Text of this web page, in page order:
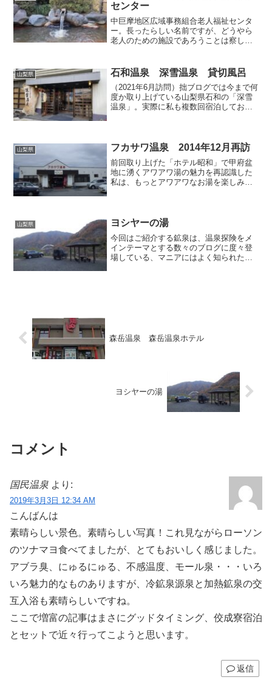
センター
中巨摩地区広域事務組合老人福祉センタ
ー。長ったらしい名前ですが、どうやら
老人のための施設であろうことは察しが
水処理・火葬・消防など町村が単独で行
うと効率が悪い事業を近...
山梨県 石和温泉 深雪温泉 貸切風呂
（2021年6月訪問）拙ブログでは今まで何
度か取り上げている山梨県石和の「深雪
温泉」。実際に私も複数回宿泊してお
は貸切風呂を初体験...
山梨県 フカサワ温泉 2014年12月再訪
前回取り上げた「ホテル昭和」で甲府盆
地に湧くアワアワ湯の魅力を再認識した
私は、もっとアワアワなお湯を楽しみた
ぐり初心者だった頃の私が...
山梨県 ヨシヤーの湯
今回はご紹介する鉱泉は、温泉探険をメ
インテーマとする数々のブログに度々登
場している、マニアにはよく知られた箇
森岳温泉 森岳温泉ホテル
ヨシヤーの湯
コメント
国民温泉 より:
2019年3月3日 12:34 AM
こんばんは
素晴らしい景色。素晴らしい写真！これ見ながらローソン
のツナマヨ食べてましたが、とてもおいしく感じました。
アブラ臭、にゅるにゅる、不感温度、モール泉・・・いろ
いろ魅力的なものありますが、冷鉱泉源泉と加熱鉱泉の交
互入浴も素晴らしいですね。
ここで増富の記事はまさにグッドタイミング、佼成寮宿泊
とセットで近々行ってこようと思います。
返信